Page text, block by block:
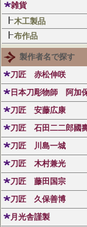
雑貨
木工製品
布作品
製作者名で探す
刀匠 赤松伸咲
日本刀彫物師 阿加
刀匠 安藤広康
刀匠 石田二二郎國
刀匠 川島一城
刀匠 木村兼光
刀匠 藤田国宗
刀匠 久保善博
月光舎謹製